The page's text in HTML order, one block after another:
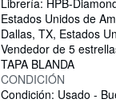
Librería: HPB-
Estados Unidos de
Dallas, TX, Estados
Vendedor de 5
TAPA BLANDA
CONDICIÓN
Condición: Usado -